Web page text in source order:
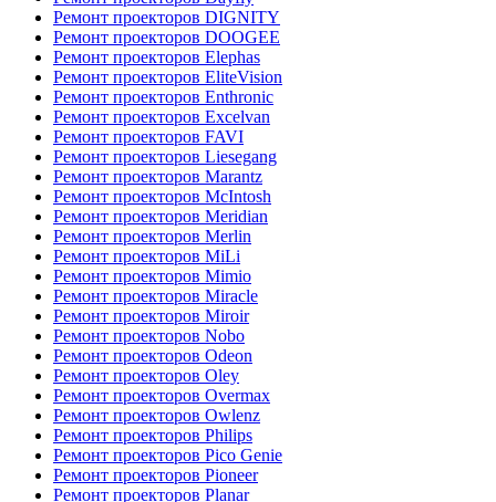
Ремонт проекторов DIGNITY
Ремонт проекторов DOOGEE
Ремонт проекторов Elephas
Ремонт проекторов EliteVision
Ремонт проекторов Enthronic
Ремонт проекторов Excelvan
Ремонт проекторов FAVI
Ремонт проекторов Liesegang
Ремонт проекторов Marantz
Ремонт проекторов McIntosh
Ремонт проекторов Meridian
Ремонт проекторов Merlin
Ремонт проекторов MiLi
Ремонт проекторов Mimio
Ремонт проекторов Miracle
Ремонт проекторов Miroir
Ремонт проекторов Nobo
Ремонт проекторов Odeon
Ремонт проекторов Oley
Ремонт проекторов Overmax
Ремонт проекторов Owlenz
Ремонт проекторов Philips
Ремонт проекторов Pico Genie
Ремонт проекторов Pioneer
Ремонт проекторов Planar